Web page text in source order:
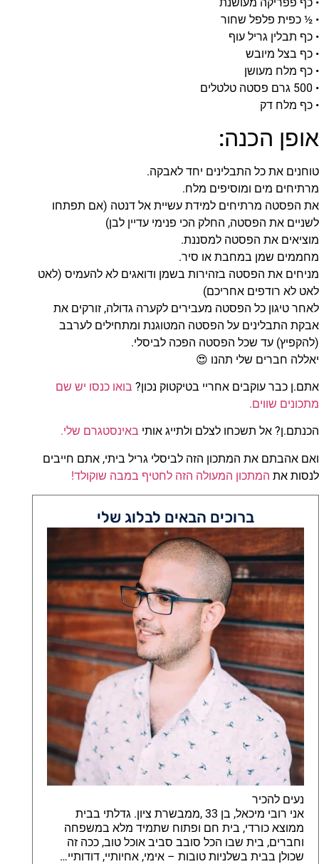
ברוכים הבאים לבלוג שלי
נעים להכיר
אני רובי מיכאל, בן 33 ,ממבשרת ציון. גדלתי בבית
ממוצא כורדי, בית חם ופתוח שתמיד מלא במשפחה
וחברים, בית שבו הכל סובב סביב אוכל טוב, ככה זה
שכולן בבית בשלניות טובות – אימי, אחיותיי, דודותיי…
• ½ כפית פלפל שחור
• כף תבלין גריל עוף
• כף בצל מיובש
• כף מלח מעושן
• 500 גרם פסטה טלטלים
• כף מלח דק
אופן הכנה:
טוחנים את כל התבלינים יחד לאבקה.
מרתיחים מים ומוסיפים מלח.
את הפסטה מרתיחים למידת עשיית אל דנטה (אם תפתחו
לשניים את הפסטה, החלק הכי פנימי עדיין לבן)
מוציאים את הפסטה למסננת.
מחממים שמן במחבת או סיר.
מניחים את הפסטה בזהירות בשמן ודואגים לא להעמיס (לאט
לאט לא רודפים אחריכם)
לאחר טיגון כל הפסטה מעבירים לקערה גדולה, זורקים את
אבקת התבלינים על הפסטה המטוגנת ומתחילים לערבב
(להקפיץ) עד שכל הפסטה הפכה לביסלי.
יאללה חברים שלי תהנו 😍
אתם.ן כבר עוקבים אחריי בטיקטוק נכון? בואו כנסו יש שם
מתכונים שווים.
הכנתם.ן? אל תשכחו לצלם ולתייג אותי באינסטגרם שלי.
ואם אהבתם את המתכון הזה לביסלי גריל ביתי, אתם חייבים
לנסות את המתכון המעולה הזה לחטיף במבה שוקולד!